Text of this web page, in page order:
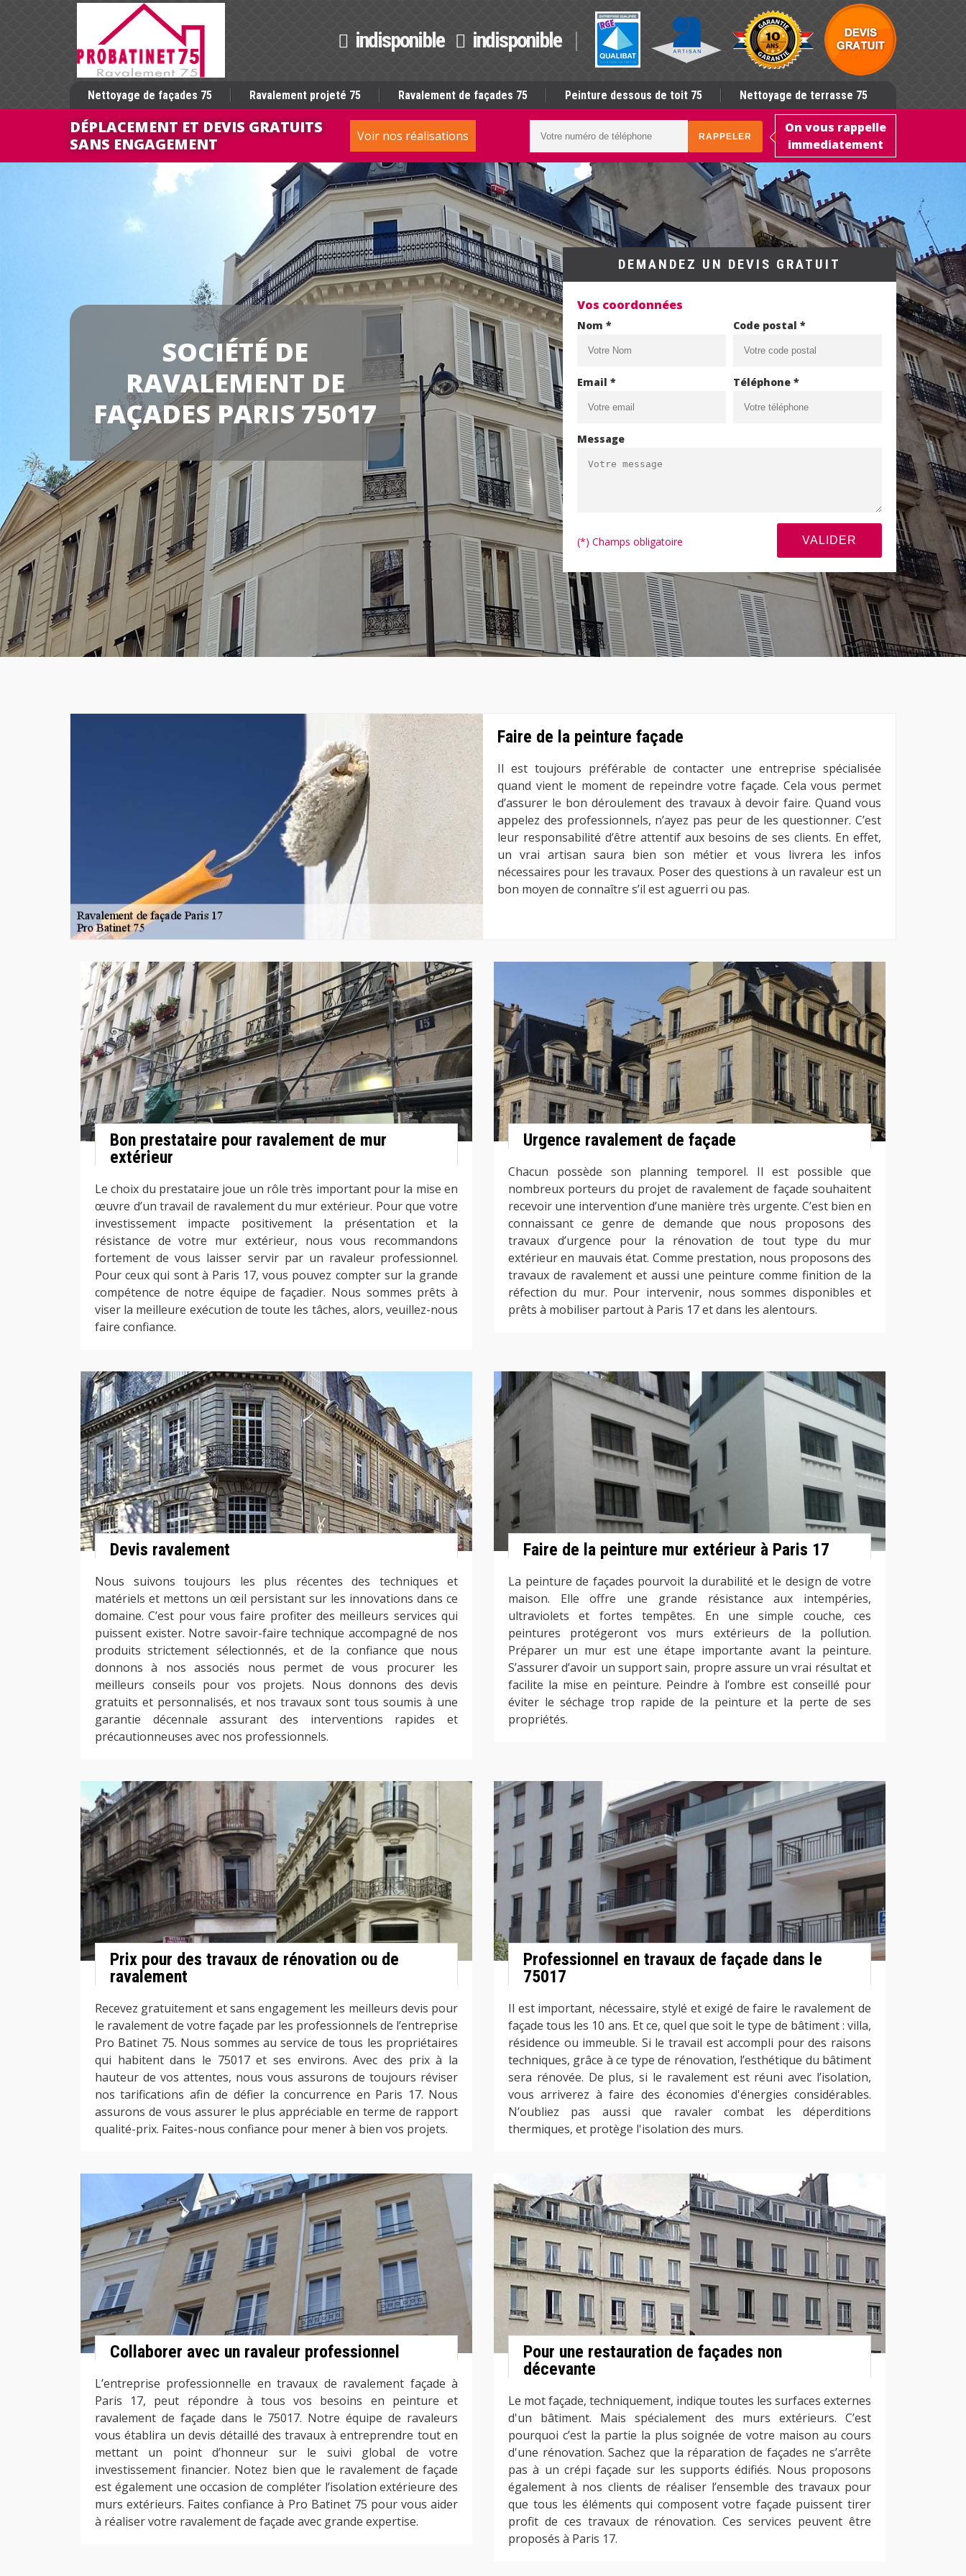
indisponible indisponible
Nettoyage de façades 75 Ravalement projeté 75 Ravalement de façades 75 Peinture dessous de toit 75 Nettoyage de terrasse 75
DÉPLACEMENT ET DEVIS GRATUITS
SANS ENGAGEMENT
Voir nos réalisations
On vous rappelle
immediatement
SOCIÉTÉ DE
RAVALEMENT DE
FAÇADES PARIS 75017
DEMANDEZ UN DEVIS GRATUIT
Vos coordonnées
Nom * Code postal *
Email * Téléphone *
Message
(*) Champs obligatoire
Faire de la peinture façade
Il est toujours préférable de contacter une entreprise spécialisée
quand vient le moment de repeindre votre façade. Cela vous permet
d’assurer le bon déroulement des travaux à devoir faire. Quand vous
appelez des professionnels, n’ayez pas peur de les questionner. C’est
leur responsabilité d’être attentif aux besoins de ses clients. En effet,
un vrai artisan saura bien son métier et vous livrera les infos
nécessaires pour les travaux. Poser des questions à un ravaleur est un
bon moyen de connaître s’il est aguerri ou pas.
Bon prestataire pour ravalement de mur
extérieur
Le choix du prestataire joue un rôle très important pour la mise en
œuvre d’un travail de ravalement du mur extérieur. Pour que votre
investissement impacte positivement la présentation et la
résistance de votre mur extérieur, nous vous recommandons
fortement de vous laisser servir par un ravaleur professionnel.
Pour ceux qui sont à Paris 17, vous pouvez compter sur la grande
compétence de notre équipe de façadier. Nous sommes prêts à
viser la meilleure exécution de toute les tâches, alors, veuillez-nous
faire confiance.
Urgence ravalement de façade
Chacun possède son planning temporel. Il est possible que
nombreux porteurs du projet de ravalement de façade souhaitent
recevoir une intervention d’une manière très urgente. C’est bien en
connaissant ce genre de demande que nous proposons des
travaux d’urgence pour la rénovation de tout type du mur
extérieur en mauvais état. Comme prestation, nous proposons des
travaux de ravalement et aussi une peinture comme finition de la
réfection du mur. Pour intervenir, nous sommes disponibles et
prêts à mobiliser partout à Paris 17 et dans les alentours.
Devis ravalement
Nous suivons toujours les plus récentes des techniques et
matériels et mettons un œil persistant sur les innovations dans ce
domaine. C’est pour vous faire profiter des meilleurs services qui
puissent exister. Notre savoir-faire technique accompagné de nos
produits strictement sélectionnés, et de la confiance que nous
donnons à nos associés nous permet de vous procurer les
meilleurs conseils pour vos projets. Nous donnons des devis
gratuits et personnalisés, et nos travaux sont tous soumis à une
garantie décennale assurant des interventions rapides et
précautionneuses avec nos professionnels.
Faire de la peinture mur extérieur à Paris 17
La peinture de façades pourvoit la durabilité et le design de votre
maison. Elle offre une grande résistance aux intempéries,
ultraviolets et fortes tempêtes. En une simple couche, ces
peintures protégeront vos murs extérieurs de la pollution.
Préparer un mur est une étape importante avant la peinture.
S’assurer d’avoir un support sain, propre assure un vrai résultat et
facilite la mise en peinture. Peindre à l’ombre est conseillé pour
éviter le séchage trop rapide de la peinture et la perte de ses
propriétés.
Prix pour des travaux de rénovation ou de
ravalement
Recevez gratuitement et sans engagement les meilleurs devis pour
le ravalement de votre façade par les professionnels de l’entreprise
Pro Batinet 75. Nous sommes au service de tous les propriétaires
qui habitent dans le 75017 et ses environs. Avec des prix à la
hauteur de vos attentes, nous vous assurons de toujours réviser
nos tarifications afin de défier la concurrence en Paris 17. Nous
assurons de vous assurer le plus appréciable en terme de rapport
qualité-prix. Faites-nous confiance pour mener à bien vos projets.
Professionnel en travaux de façade dans le
75017
Il est important, nécessaire, stylé et exigé de faire le ravalement de
façade tous les 10 ans. Et ce, quel que soit le type de bâtiment : villa,
résidence ou immeuble. Si le travail est accompli pour des raisons
techniques, grâce à ce type de rénovation, l’esthétique du bâtiment
sera rénovée. De plus, si le ravalement est réuni avec l’isolation,
vous arriverez à faire des économies d'énergies considérables.
N’oubliez pas aussi que ravaler combat les déperditions
thermiques, et protège l'isolation des murs.
Collaborer avec un ravaleur professionnel
L’entreprise professionnelle en travaux de ravalement façade à
Paris 17, peut répondre à tous vos besoins en peinture et
ravalement de façade dans le 75017. Notre équipe de ravaleurs
vous établira un devis détaillé des travaux à entreprendre tout en
mettant un point d’honneur sur le suivi global de votre
investissement financier. Notez bien que le ravalement de façade
est également une occasion de compléter l’isolation extérieure des
murs extérieurs. Faites confiance à Pro Batinet 75 pour vous aider
à réaliser votre ravalement de façade avec grande expertise.
Pour une restauration de façades non
décevante
Le mot façade, techniquement, indique toutes les surfaces externes
d'un bâtiment. Mais spécialement des murs extérieurs. C’est
pourquoi c’est la partie la plus soignée de votre maison au cours
d'une rénovation. Sachez que la réparation de façades ne s’arrête
pas à un crépi façade sur les supports édifiés. Nous proposons
également à nos clients de réaliser l’ensemble des travaux pour
que tous les éléments qui composent votre façade puissent tirer
profit de ces travaux de rénovation. Ces services peuvent être
proposés à Paris 17.